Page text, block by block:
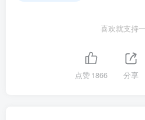
喜欢就支持
点赞1866 分享